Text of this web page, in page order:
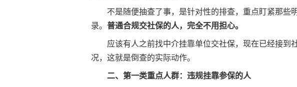
不是随便抽查了事，是针对性的排查，重点盯紧那些
录。 普通合规交社保的人，完全不用担心。
应该有人之前找中介挂靠单位交社保，现在已经接到
况，这就是倒查的实际动作。
二、第一类重点人群：违规挂靠参保的人